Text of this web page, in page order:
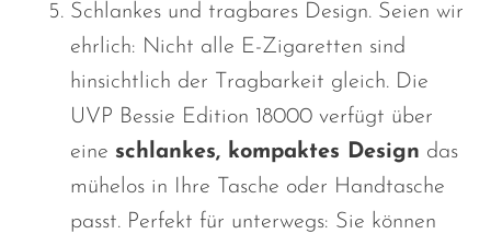
Schlankes und tragbares Design. Seien wir
ehrlich: Nicht alle E-Zigaretten sind
hinsichtlich der Tragbarkeit gleich. Die
UVP Bessie Edition 18000 verfügt über
eine schlankes, kompaktes Design das
mühelos in Ihre Tasche oder Handtasche
passt. Perfekt für unterwegs: Sie können